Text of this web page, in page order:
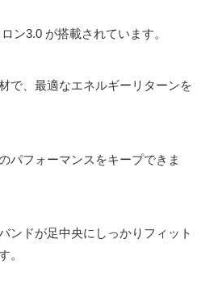
ン3.0 が搭載されています。
で、最適なエネルギーリターンを
パフォーマンスをキープできま
ンドが足中央にしっかりフィット
。